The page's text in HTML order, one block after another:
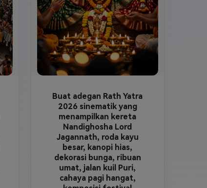
Buat adegan Rath Yatra
2026 sinematik yang
menampilkan kereta
Nandighosha Lord
Jagannath, roda kayu
besar, kanopi hias,
dekorasi bunga, ribuan
umat, jalan kuil Puri,
cahaya pagi hangat,